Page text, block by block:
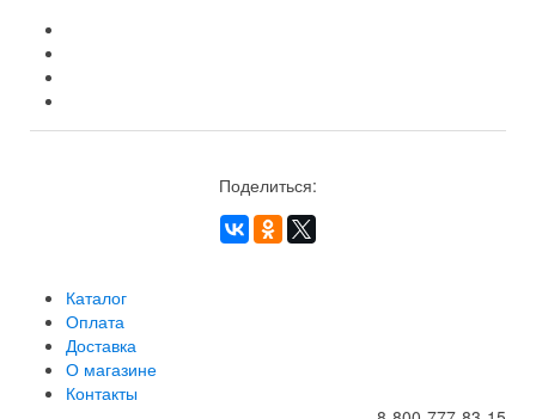
Поделиться:
Каталог
Оплата
Доставка
О магазине
Контакты